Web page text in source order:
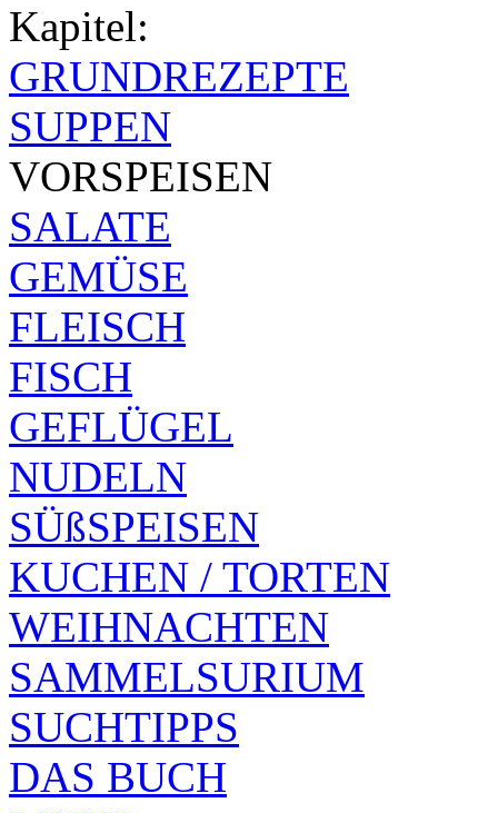
Kapitel:
GRUNDREZEPTE
SUPPEN
VORSPEISEN
SALATE
GEMÜSE
FLEISCH
FISCH
GEFLÜGEL
NUDELN
SÜßSPEISEN
KUCHEN / TORTEN
WEIHNACHTEN
SAMMELSURIUM
SUCHTIPPS
DAS BUCH